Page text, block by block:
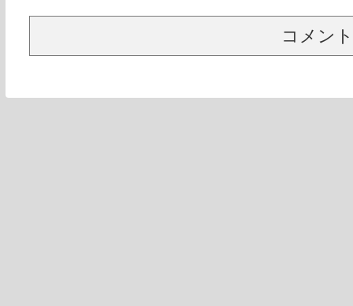
コメン